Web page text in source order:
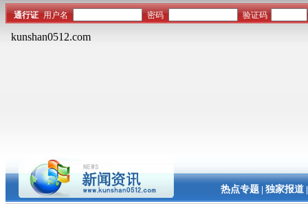
热点专题| 独家报道